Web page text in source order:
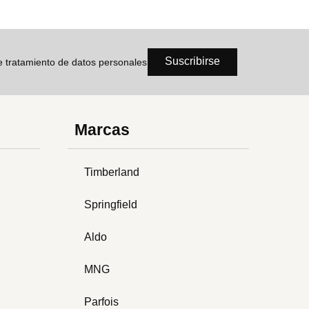
tratamiento de datos personales Suscribirse
Marcas
Timberland
Springfield
Aldo
MNG
Parfois